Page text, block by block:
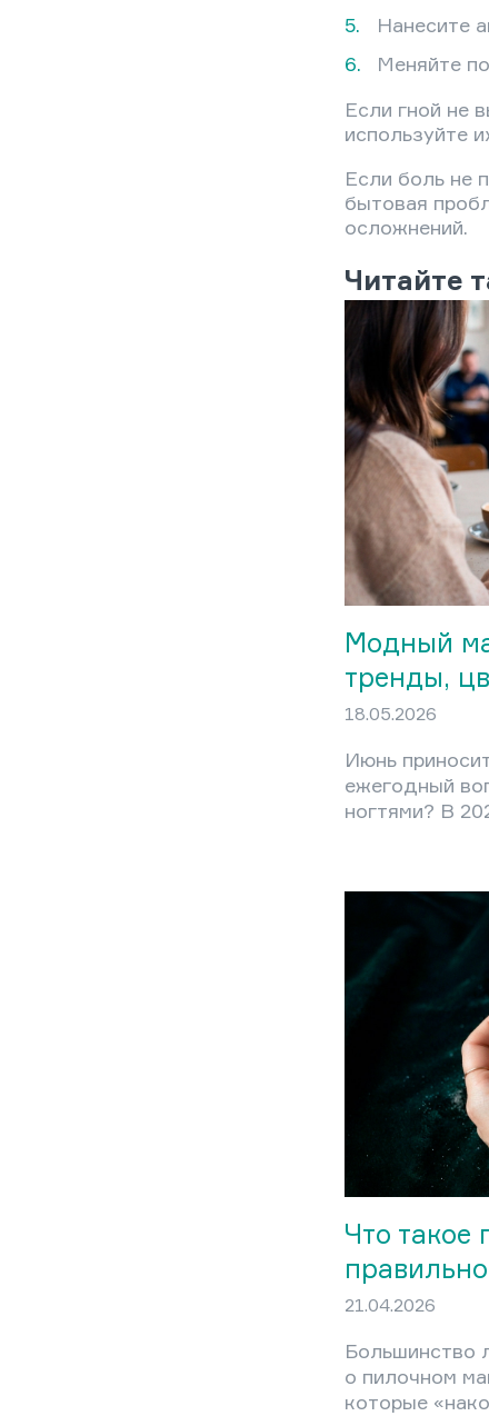
Нанесите
Меняйте
Если гной не
используйте
Если боль не
бытовая
осложнений.
Читайте
Модный
тренды,
18.05.2026
Июнь
ежегодный
ногтями? В
навязчивого
строится на
формы, живой
Что
21.04.2026
Большинство
о пилочном
которые